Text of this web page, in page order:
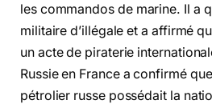
les commandos de marine. Il a
militaire d’illégale et a affirmé
un acte de piraterie
Russie en France a confirmé
pétrolier russe possédait la